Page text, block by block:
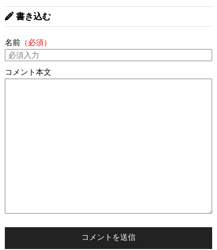
書き込む
名前 （必須）
コメント本文